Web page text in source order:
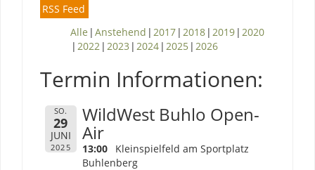
RSS Feed
Alle Anstehend 2017 2018 2019 2020
2022 2023 2024 2025 2026
Termin Informationen:
SO.
29
JUNI
2025
WildWest Buhlo Open-
Air
13:00
Kleinspielfeld am Sportplatz
Buhlenberg